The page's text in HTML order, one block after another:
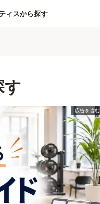
ィスから探す
す